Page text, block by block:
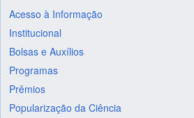
Acesso à Informação
Institucional
Bolsas e Auxílios
Programas
Prêmios
Popularização da Ciência